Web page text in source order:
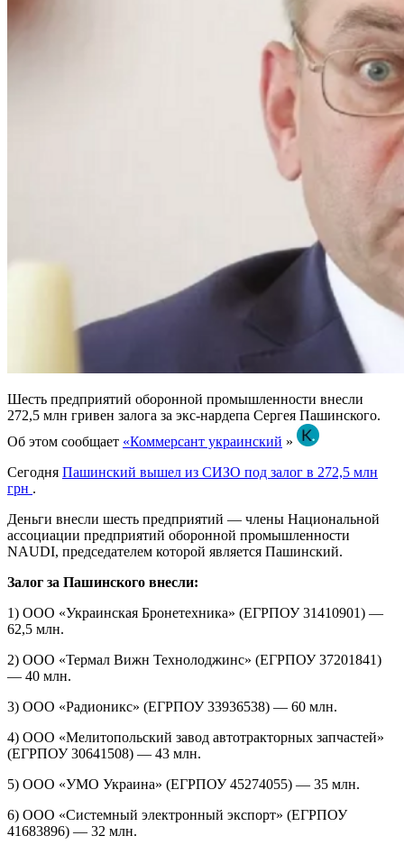
Шесть предприятий оборонной промышленности внесли
272,5 млн гривен залога за экс-нардепа Сергея Пашинского.
Об этом сообщает «Коммерсант украинский »
Сегодня Пашинский вышел из СИЗО под залог в 272,5 млн
грн .
Деньги внесли шесть предприятий — члены Национальной
ассоциации предприятий оборонной промышленности
NAUDI, председателем которой является Пашинский.
Залог за Пашинского внесли:
1) ООО «Украинская Бронетехника» (ЕГРПОУ 31410901) —
62,5 млн.
2) ООО «Термал Вижн Технолоджинс» (ЕГРПОУ 37201841)
— 40 млн.
3) ООО «Радионикс» (ЕГРПОУ 33936538) — 60 млн.
4) ООО «Мелитопольский завод автотракторных запчастей»
(ЕГРПОУ 30641508) — 43 млн.
5) ООО «УМО Украина» (ЕГРПОУ 45274055) — 35 млн.
6) ООО «Системный электронный экспорт» (ЕГРПОУ
41683896) — 32 млн.